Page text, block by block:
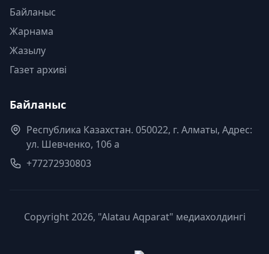
Байланыс
Жарнама
Жазылу
Газет архиві
Байланыс
Республика Казахстан. 050022, г. Алматы, Адрес:
ул. Шевченко, 106 а
+77272930803
Copyright 2026, "Alatau Aqparat" медиахолдингі